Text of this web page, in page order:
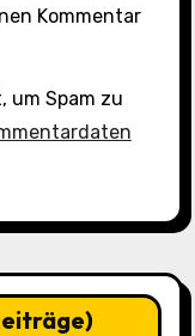
Kommentar
um Spam zu